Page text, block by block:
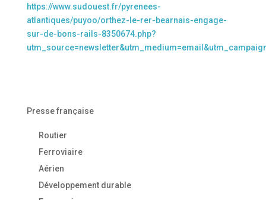
https://www.sudouest.fr/pyrenees-
atlantiques/puyoo/orthez-le-rer-bearnais-engage-
sur-de-bons-rails-8350674.php?
Presse française
Routier
Ferroviaire
Aérien
Développement durable